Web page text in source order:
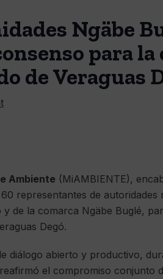
Ngäbe
para
de Veraguas
Ambiente (MiAMBIENTE),
representantes de autoridades
de la comarca Ngäbe Buglé,
Degó.
diálogo abierto y productivo,
el compromiso conjunto